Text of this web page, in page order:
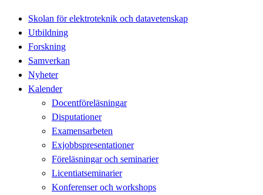
Skolan för elektroteknik och datavetenskap
Utbildning
Forskning
Samverkan
Nyheter
Kalender
Docentföreläsningar
Disputationer
Examensarbeten
Exjobbspresentationer
Föreläsningar och seminarier
Licentiatseminarier
Konferenser och workshops